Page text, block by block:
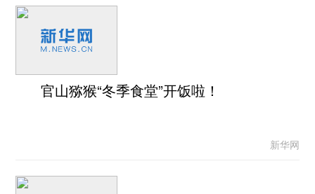
官山猕猴“冬季食堂”开饭啦！
新华网